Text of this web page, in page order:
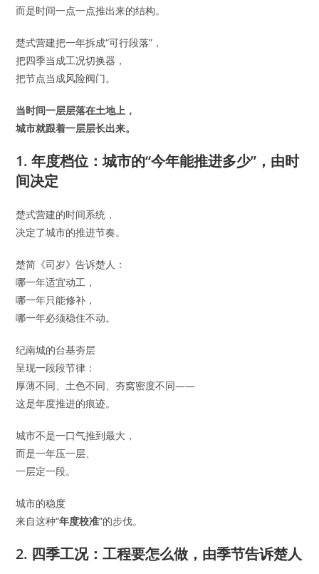
而是时间一点一点推出来的结构。
楚式营建把一年拆成“可行段落”，
把四季当成工况切换器，
把节点当成风险阀门。
当时间一层层落在土地上，
城市就跟着一层层长出来。
1. 年度档位：城市的“今年能推进多少”，由时
间决定
楚式营建的时间系统，
决定了城市的推进节奏。
楚简《司岁》告诉楚人：
哪一年适宜动工，
哪一年只能修补，
哪一年必须稳住不动。
纪南城的台基夯层
呈现一段段节律：
厚薄不同、土色不同、夯窝密度不同——
这是年度推进的痕迹。
城市不是一口气推到最大，
而是一年压一层、
一层定一段。
城市的稳度
来自这种“年度校准”的步伐。
2. 四季工况：工程要怎么做，由季节告诉楚人